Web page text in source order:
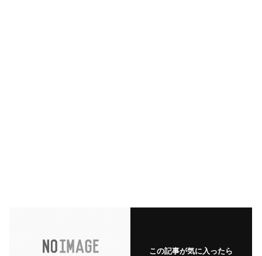
この記事が気に入ったら